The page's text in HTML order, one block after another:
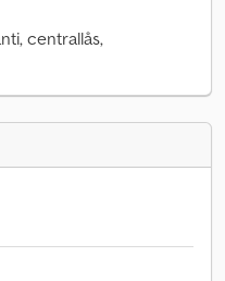
centrallås,